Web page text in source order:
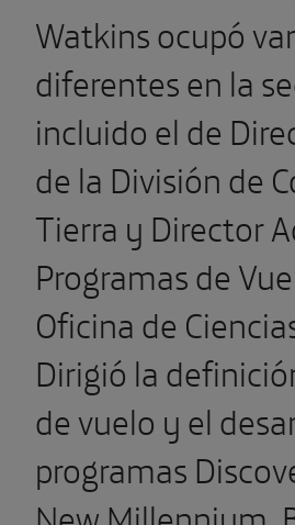
Watkins ocupó
diferentes en la
incluido el de
de la División de
Tierra y Director
Programas de
Oficina de
Dirigió la
de vuelo y el
programas